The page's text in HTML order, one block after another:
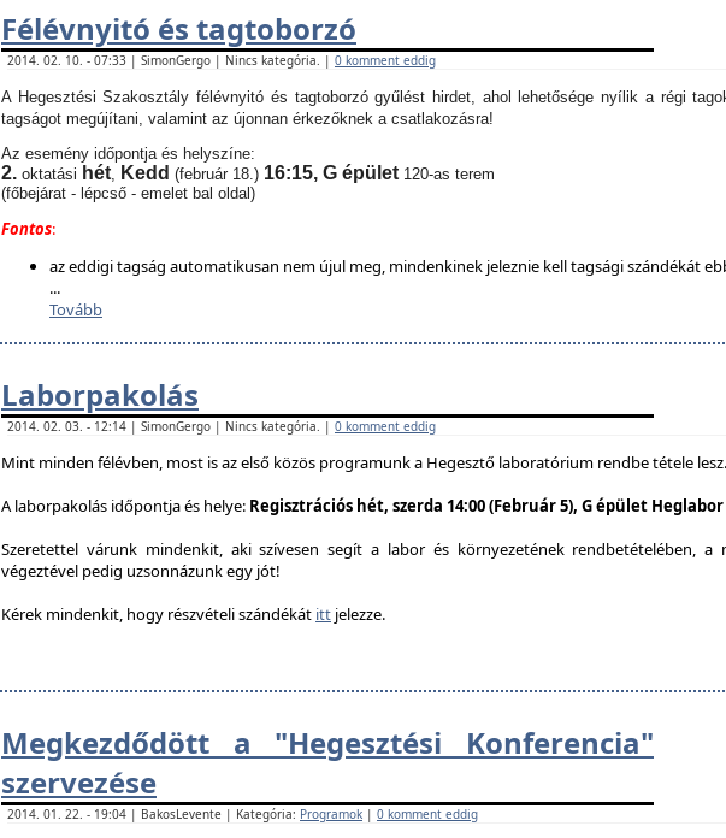
Félévnyitó és tagtoborzó
2014. 02. 10. - 07:33 | SimonGergo | Nincs kategória. | 0 komment eddig
A Hegesztési Szakosztály félévnyitó és tagtoborzó gyűlést hirdet, ahol lehetősége nyílik a régi
tagságot megújítani, valamint az újonnan érkezőknek a csatlakozásra!
Az esemény időpontja és helyszíne:
2. oktatási hét, Kedd (február 18.) 16:15, G épület120-as terem
(főbejárat - lépcső - emelet bal oldal)
Fontos:
az eddigi tagság automatikusan nem újul meg, mindenkinek jeleznie kell tagsági szándékát
...
Tovább
Laborpakolás
2014. 02. 03. - 12:14 | SimonGergo | Nincs kategória. | 0 komment eddig
Mint minden félévben, most is az első közös programunk a Hegesztő laboratórium rendbe tétele lesz.
A laborpakolás időpontja és helye: Regisztrációs hét, szerda 14:00 (Február 5), G épület Heglabor
Szeretettel várunk mindenkit, aki szívesen segít a labor és környezetének rendbetételében, a
végeztével pedig uzsonnázunk egy jót!
Kérek mindenkit, hogy részvételi szándékát itt jelezze.
Megkezdődött a "Hegesztési Konferencia"
szervezése
2014. 01. 22. - 19:04 | BakosLevente | Kategória: Programok | 0 komment eddig